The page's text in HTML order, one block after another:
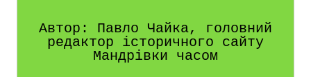
Автор: Павло Чайка, головний
редактор історичного сайту
Мандрівки часом